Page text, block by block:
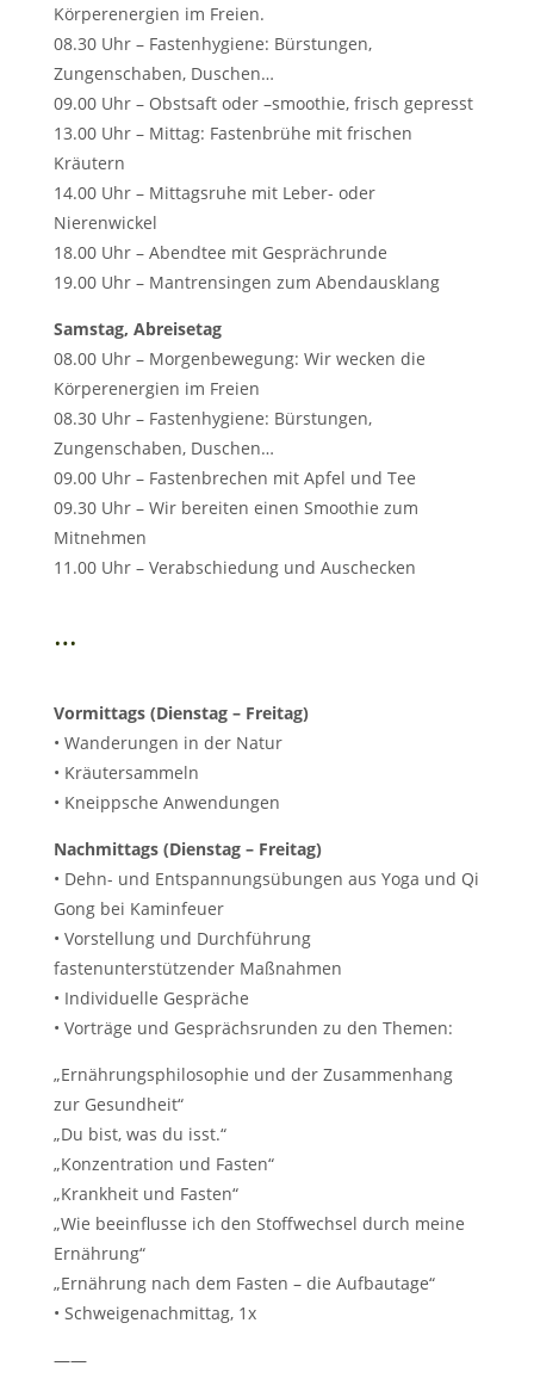
Körperenergien im Freien.
08.30 Uhr – Fastenhygiene: Bürstungen,
Zungenschaben, Duschen…
09.00 Uhr – Obstsaft oder –smoothie, frisch gepresst
13.00 Uhr – Mittag: Fastenbrühe mit frischen
Kräutern
14.00 Uhr – Mittagsruhe mit Leber- oder
Nierenwickel
18.00 Uhr – Abendtee mit Gesprächrunde
19.00 Uhr – Mantrensingen zum Abendausklang
Samstag, Abreisetag
08.00 Uhr – Morgenbewegung: Wir wecken die
Körperenergien im Freien
08.30 Uhr – Fastenhygiene: Bürstungen,
Zungenschaben, Duschen…
09.00 Uhr – Fastenbrechen mit Apfel und Tee
09.30 Uhr – Wir bereiten einen Smoothie zum
Mitnehmen
11.00 Uhr – Verabschiedung und Auschecken
…
Vormittags (Dienstag – Freitag)
• Wanderungen in der Natur
• Kräutersammeln
• Kneippsche Anwendungen
Nachmittags (Dienstag – Freitag)
• Dehn- und Entspannungsübungen aus Yoga und Qi
Gong bei Kaminfeuer
• Vorstellung und Durchführung
fastenunterstützender Maßnahmen
• Individuelle Gespräche
• Vorträge und Gesprächsrunden zu den Themen:
„Ernährungsphilosophie und der Zusammenhang
zur Gesundheit“
„Du bist, was du isst.“
„Konzentration und Fasten“
„Krankheit und Fasten“
„Wie beeinflusse ich den Stoffwechsel durch meine
Ernährung“
„Ernährung nach dem Fasten – die Aufbautage“
• Schweigenachmittag, 1x
——